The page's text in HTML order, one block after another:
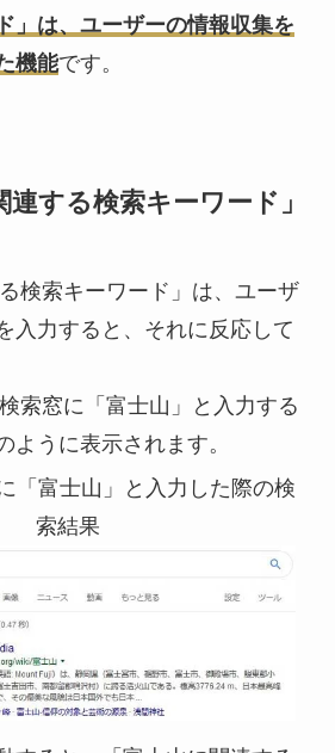
」は、ユーザーの情報収集を
機能です。
する検索キーワード」
検索キーワード」は、ユーザ
入力すると、それに反応して
索窓に「富士山」と入力する
ように表示されます。
「富士山」と入力した際の検
索結果